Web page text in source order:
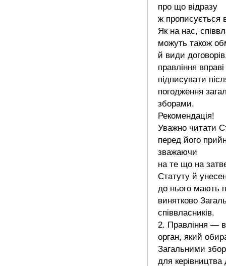
про що відразу
ж прописується
Як на нас,
можуть також
й види
правління вправі
підписувати
погодження
зборами.
Рекомендація!
Уважно читати
перед його
зважаючи
на те що на
Статуту й
до нього мають
винятково
співвласників.
2. Правління —
орган, який
Загальними
для керівництва